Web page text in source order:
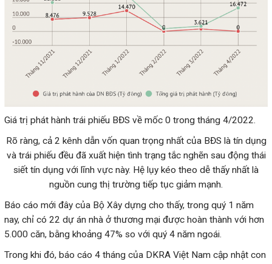
Giá trị phát hành trái phiếu BĐS về mốc 0 trong tháng 4/2022.
Rõ ràng, cả 2 kênh dẫn vốn quan trọng nhất của BĐS là tín dụng
và trái phiếu đều đã xuất hiện tình trạng tắc nghẽn sau động thái
siết tín dụng với lĩnh vực này. Hệ lụy kéo theo dễ thấy nhất là
nguồn cung thị trường tiếp tục giảm mạnh.
Báo cáo mới đây của Bộ Xây dựng cho thấy, trong quý 1 năm
nay, chỉ có 22 dự án nhà ở thương mại được hoàn thành với hơn
5.000 căn, bằng khoảng 47% so với quý 4 năm ngoái.
Trong khi đó, báo cáo 4 tháng của DKRA Việt Nam cập nhật con